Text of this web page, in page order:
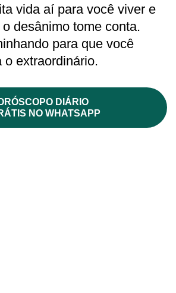
vida aí para você viver e
desânimo tome conta.
para que você
o extraordinário.
DIÁRIO
NO WHATSAPP